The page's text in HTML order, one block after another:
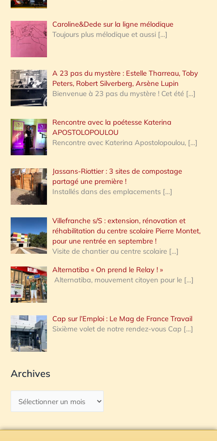
Caroline&Dede sur la ligne mélodique
Toujours plus mélodique et aussi […]
A 23 pas du mystère : Estelle Tharreau, Toby
Peters, Robert Silverberg, Arsène Lupin
Bienvenue à 23 pas du mystère ! Cet été […]
Rencontre avec la poétesse Katerina
APOSTOLOPOULOU
Rencontre avec Katerina Apostolopoulou, […]
Jassans-Riottier : 3 sites de compostage
partagé une première !
Installés dans des emplacements […]
Villefranche s/S : extension, rénovation et
réhabilitation du centre scolaire Pierre Montet,
pour une rentrée en septembre !
Visite de chantier au centre scolaire […]
Alternatiba « On prend le Relay ! »
Alternatiba, mouvement citoyen pour le […]
Cap sur l’Emploi : Le Mag de France Travail
Sixième volet de notre rendez-vous Cap […]
Archives